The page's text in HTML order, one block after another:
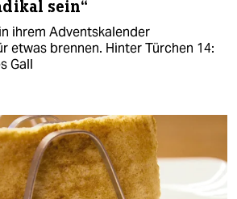
sein“
ihrem Adventskalender
etwas brennen. Hinter Türchen 14:
Gall